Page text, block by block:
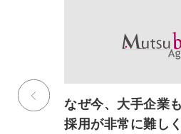
なぜ今、大手企業
採用が非常に難し